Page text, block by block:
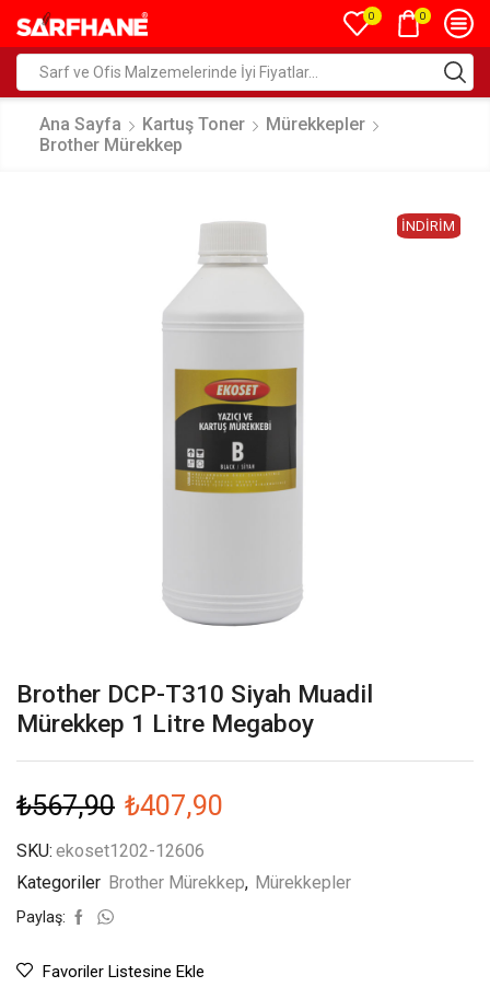
0 0
Ana Sayfa Kartuş Toner
Mürekkepler
Brother Mürekkep
İNDIRIM
Brother DCP-T310 Siyah Muadil
Mürekkep 1 Litre Megaboy
₺567,90 ₺407,90
SKU: ekoset1202-12606
Kategoriler Brother Mürekkep, Mürekkepler
Paylaş:
Favoriler Listesine Ekle